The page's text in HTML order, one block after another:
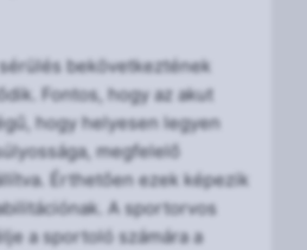
bekövetkeztének
Fontos, hogy az akut
hogy helyesen legyen
megfelelő
Érthetően ezek képezik
A sportorvos
a sportoló számára a